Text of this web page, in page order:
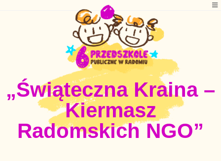
„Świąteczna Kraina –
Kiermasz
Radomskich NGO”